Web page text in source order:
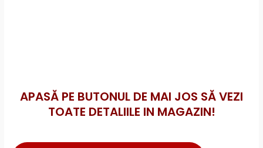
APASĂ PE BUTONUL DE MAI JOS SĂ VEZI
TOATE DETALIILE IN MAGAZIN!